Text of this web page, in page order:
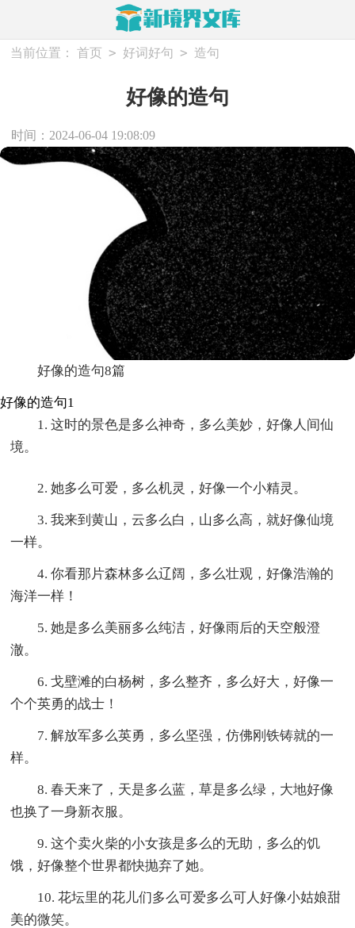
当前位置： 首页 > 好词好句 > 造句
好像的造句
时间：2024-06-04 19:08:09
好像的造句8篇
好像的造句1
1. 这时的景色是多么神奇，多么美妙，好像人间仙
境。
2. 她多么可爱，多么机灵，好像一个小精灵。
3. 我来到黄山，云多么白，山多么高，就好像仙境
一样。
4. 你看那片森林多么辽阔，多么壮观，好像浩瀚的
海洋一样！
5. 她是多么美丽多么纯洁，好像雨后的天空般澄
澈。
6. 戈壁滩的白杨树，多么整齐，多么好大，好像一
个个英勇的战士！
7. 解放军多么英勇，多么坚强，仿佛刚铁铸就的一
样。
8. 春天来了，天是多么蓝，草是多么绿，大地好像
也换了一身新衣服。
9. 这个卖火柴的小女孩是多么的无助，多么的饥
饿，好像整个世界都快抛弃了她。
10. 花坛里的花儿们多么可爱多么可人好像小姑娘甜
美的微笑。